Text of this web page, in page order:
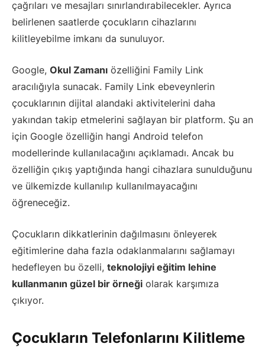
çağrıları ve mesajları sınırlandırabilecekler. Ayrıca
belirlenen saatlerde çocukların cihazlarını
kilitleyebilme imkanı da sunuluyor.
Google, Okul Zamanı özelliğini Family Link
aracılığıyla sunacak. Family Link ebeveynlerin
çocuklarının dijital alandaki aktivitelerini daha
yakından takip etmelerini sağlayan bir platform. Şu an
için Google özelliğin hangi Android telefon
modellerinde kullanılacağını açıklamadı. Ancak bu
özelliğin çıkış yaptığında hangi cihazlara sunulduğunu
ve ülkemizde kullanılıp kullanılmayacağını
öğreneceğiz.
Çocukların dikkatlerinin dağılmasını önleyerek
eğitimlerine daha fazla odaklanmalarını sağlamayı
hedefleyen bu özelli, teknolojiyi eğitim lehine
kullanmanın güzel bir örneği olarak karşımıza
çıkıyor.
Çocukların Telefonlarını Kilitleme